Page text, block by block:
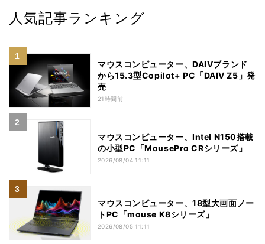
人気記事ランキング
マウスコンピューター、DAIVブランド
から15.3型Copilot+ PC「DAIV Z5」発
売
21時間前
マウスコンピューター、Intel N150搭載
の小型PC「MousePro CRシリーズ」
2026/08/04 11:11
マウスコンピューター、18型大画面ノー
トPC「mouse K8シリーズ」
2026/08/05 11:11